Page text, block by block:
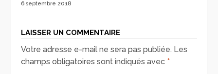
6 septembre 2018
LAISSER UN COMMENTAIRE
Votre adresse e-mail ne sera pas publiée. Les
champs obligatoires sont indiqués avec *